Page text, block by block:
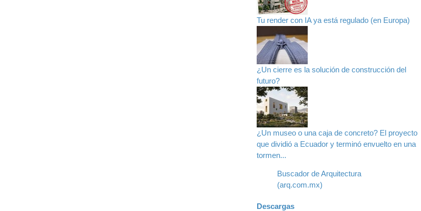
Tu render con IA ya está regulado (en Europa)
¿Un cierre es la solución de construcción del
futuro?
¿Un museo o una caja de concreto? El proyecto
que dividió a Ecuador y terminó envuelto en una
tormen...
Buscador de Arquitectura
(arq.com.mx)
Descargas